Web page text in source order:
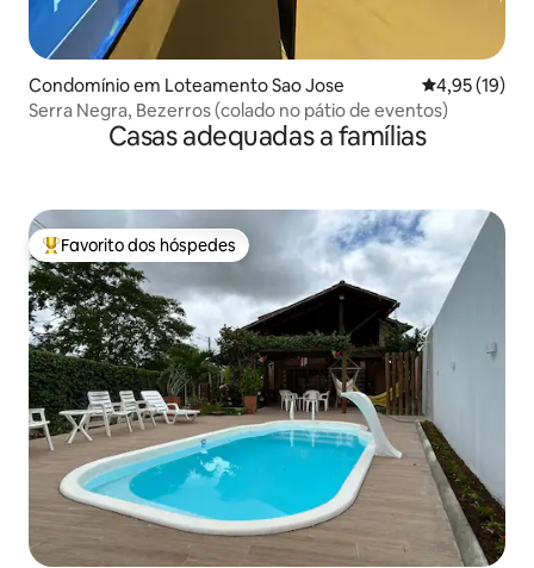
Condomínio em Loteamento Sao Jose Classificação
4,95 (19)
Serra Negra, Bezerros (colado no pátio de eventos)
Casas adequadas a famílias
Favoritos dos hóspedes mais apreciados
Favorito dos hóspedes